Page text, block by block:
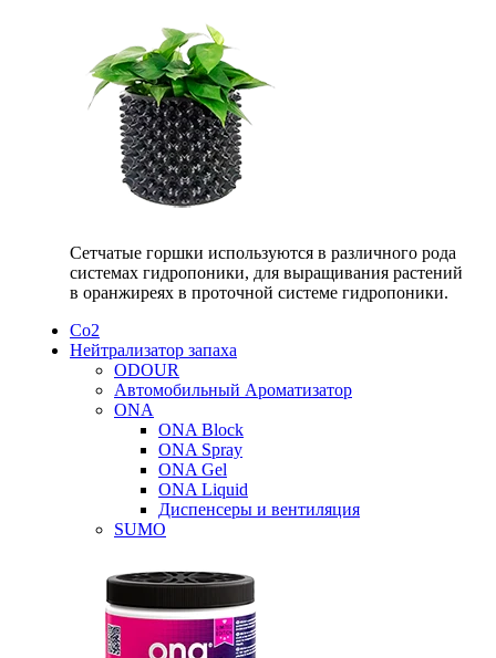
Сетчатые горшки используются в различного рода
системах гидропоники, для выращивания растений
в оранжиреях в проточной системе гидропоники.
Со2
Нейтрализатор запаха
ODOUR
Автомобильный Ароматизатор
ONA
ONA Block
ONA Spray
ONA Gel
ONA Liquid
Диспенсеры и вентиляция
SUMO